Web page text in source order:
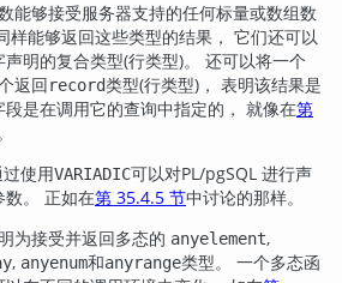
能够接受服务器支持的任何标量或数组数
样能够返回这些类型的结果， 它们还可以
明的复合类型(行类型)。 还可以将一个
返回record类型(行类型)， 表明该结果是
是在调用它的查询中指定的， 就像在第
使用VARIADIC可以对PL/pgSQL 进行声
数。 正如在第 35.4.5 节中讨论的那样。
为接受并返回多态的 anyelement,
, anyenum和anyrange类型。 一个多态函